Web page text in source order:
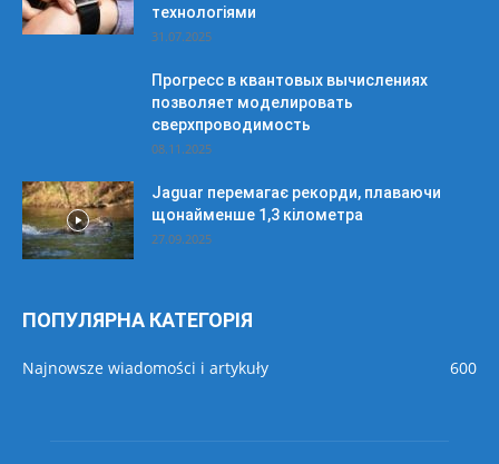
технологіями
31.07.2025
Прогресс в квантовых вычислениях
позволяет моделировать
сверхпроводимость
08.11.2025
Jaguar перемагає рекорди, плаваючи
щонайменше 1,3 кілометра
27.09.2025
ПОПУЛЯРНА КАТЕГОРІЯ
Najnowsze wiadomości i artykuły 600